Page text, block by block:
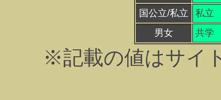
国公立/私立
私立
男女
共学
※記載の値はサイ